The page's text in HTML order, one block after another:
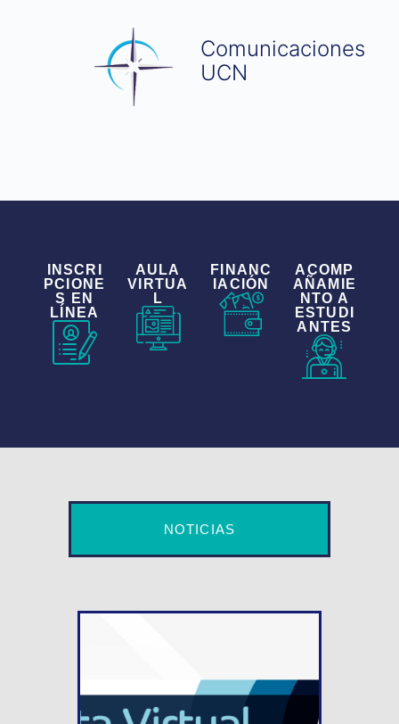
Comunicaciones
UCN
INSCRI
PCIONE
S EN
LÍNEA
AULA
VIRTUA
L
FINANC
IACIÓN
ACOMP
AÑAMIE
NTO A
ESTUDI
ANTES
NOTICIAS